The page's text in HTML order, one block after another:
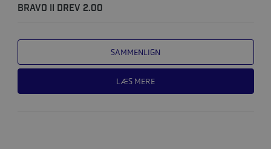
BRAVO II DREV 2.00
SAMMENLIGN
LÆS MERE